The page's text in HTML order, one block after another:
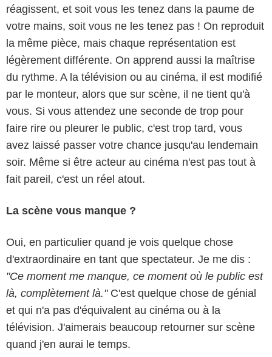
réagissent, et soit vous les tenez dans la paume de
votre mains, soit vous ne les tenez pas ! On reproduit
la même pièce, mais chaque représentation est
légèrement différente. On apprend aussi la maîtrise
du rythme. A la télévision ou au cinéma, il est modifié
par le monteur, alors que sur scène, il ne tient qu'à
vous. Si vous attendez une seconde de trop pour
faire rire ou pleurer le public, c'est trop tard, vous
avez laissé passer votre chance jusqu'au lendemain
soir. Même si être acteur au cinéma n'est pas tout à
fait pareil, c'est un réel atout.
La scène vous manque ?
Oui, en particulier quand je vois quelque chose
d'extraordinaire en tant que spectateur. Je me dis :
"Ce moment me manque, ce moment où le public est
là, complètement là."C'est quelque chose de génial
et qui n'a pas d'équivalent au cinéma ou à la
télévision. J'aimerais beaucoup retourner sur scène
quand j'en aurai le temps.